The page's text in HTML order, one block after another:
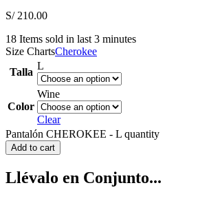
S/210.00
18 Items sold in last 3 minutes
Size ChartsCherokee
Talla
L
Color
Wine
Clear
Pantalón CHEROKEE - L quantity
Add to cart
Llévalo en Conjunto...